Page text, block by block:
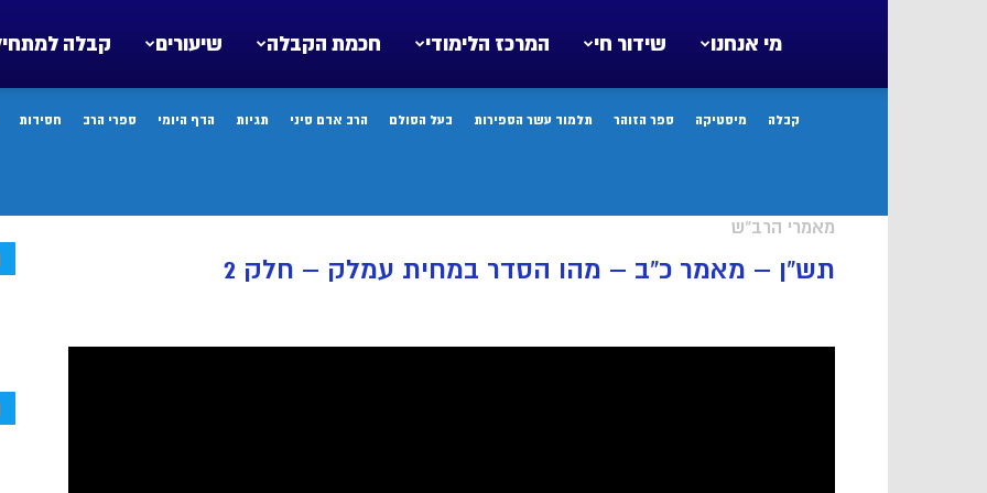
קבלה שיעורים חכמת הקבלה המרכז הלימודי שידור חי מי אנחנו
קבלה מיסטיקה ספר הזוהר תלמוד עשר הספירות בעל הסולם הרב אדם סיני תגיות הדף היומי ספרי הרב חסידות
מאמרי הרב"ש
תש”ן – מאמר כ”ב – מהו הסדר במחית עמלק – חלק 2